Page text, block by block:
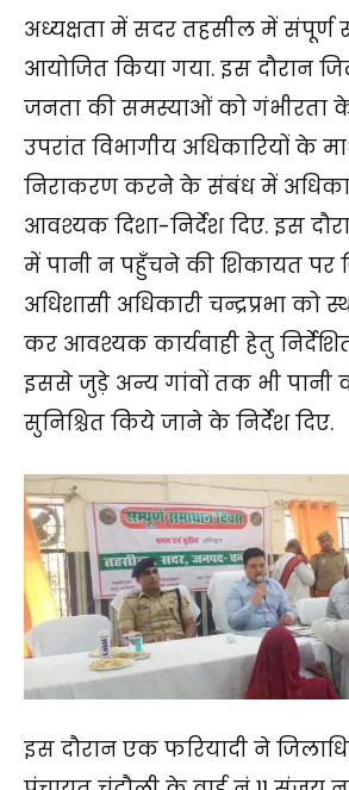
अध्यक्षता में सदर तहसील में संपूर्ण
आयोजित किया गया. इस दौरान
जनता की समस्याओं को
उपरांत विभागीय अधिकारियों के
निराकरण करने के संबंध में
आवश्यक दिशा-निर्देश दिए. इस
में पानी न पहुँचने की शिकायत पर
अधिशासी अधिकारी चन्द्रप्रभा को
कर आवश्यक कार्यवाही हेतु
इससे जुड़े अन्य गांवों तक भी पानी
सुनिश्चित किये जाने के निर्देश दिए.
इस दौरान एक फरियादी ने